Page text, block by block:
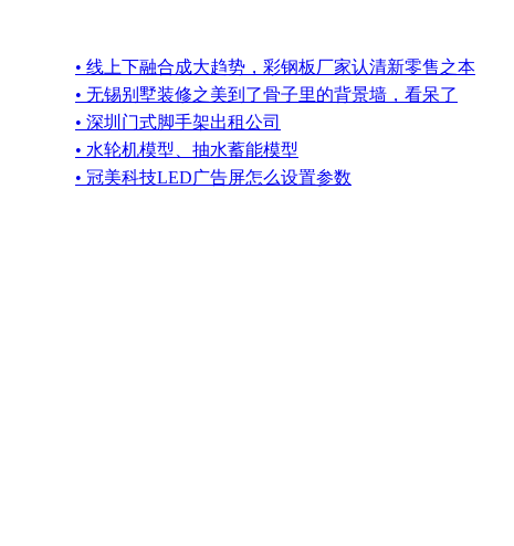
• 线上下融合成大趋势，彩钢板厂家认清新零售之本
• 无锡别墅装修之美到了骨子里的背景墙，看呆了
• 深圳门式脚手架出租公司
• 水轮机模型、抽水蓄能模型
• 冠美科技LED广告屏怎么设置参数